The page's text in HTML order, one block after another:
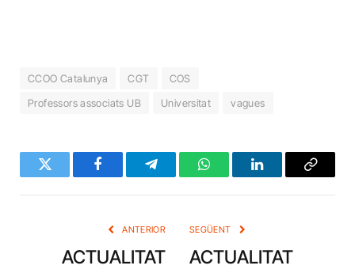
CCOO Catalunya CGT
COS
Professors associats UB
Universitat vagues
Twitter FacebookTelegramWhatsAppLinkedInCopy
ANTERIOR
ACTUALITAT
SEGÜENT
ACTUALITAT